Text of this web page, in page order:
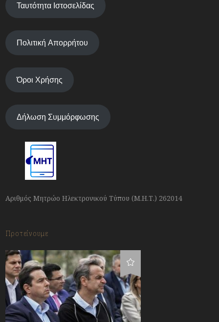
Ταυτότητα Ιστοσελίδας
Πολιτική Απορρήτου
Όροι Χρήσης
Δήλωση Συμμόρφωσης
Αριθμός Μητρώο Ηλεκτρονικού Τύπου (Μ.Η.Τ.) 262014
Προτείνουμε